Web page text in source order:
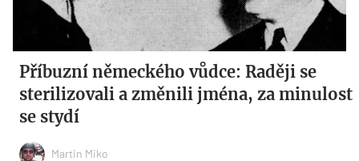
Příbuzní německého vůdce: Raději se
sterilizovali a změnili jména, za minulost
se stydí
Martin Miko